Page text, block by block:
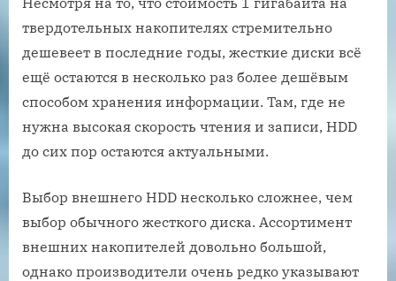
твердотельных накопителях стремительно
дешевеет в последние годы, жесткие диски всё
ещё остаются в несколько раз более дешёвым
способом хранения информации. Там, где не
нужна высокая скорость чтения и записи, HDD
до сих пор остаются актуальными.
Выбор внешнего HDD несколько сложнее, чем
выбор обычного жесткого диска. Ассортимент
внешних накопителей довольно большой,
однако производители очень редко указывают